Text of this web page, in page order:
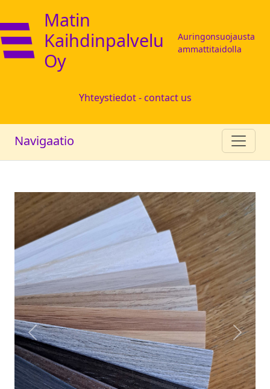
Matin
Kaihdinpalvelu
Oy
Auringonsuojausta
ammattitaidolla
Yhteystiedot - contact us
Navigaatio
Previous Next